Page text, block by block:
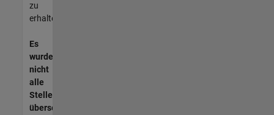
zu
erhalten.
Es
wurden
nicht
alle
Stellen
übersetzt.